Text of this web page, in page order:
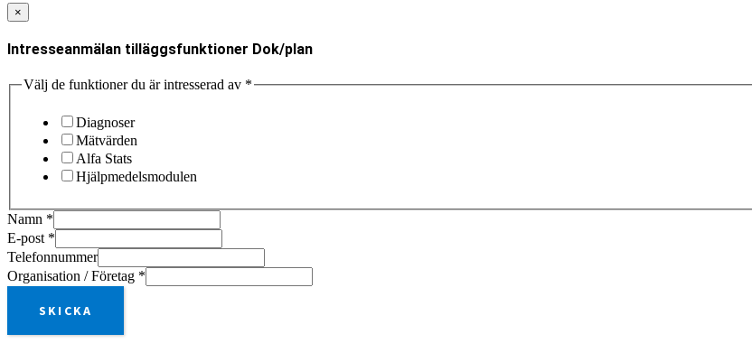
×
Intresseanmälan tilläggsfunktioner Dok/plan
Välj de funktioner du är intresserad av *
Diagnoser
Mätvärden
Alfa Stats
Hjälpmedelsmodulen
Namn *
E-post *
Telefonnummer
Organisation / Företag *
SKICKA